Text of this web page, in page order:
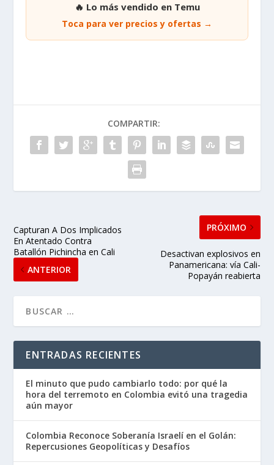
🔥 Lo más vendido en Temu
Toca para ver precios y ofertas →
COMPARTIR:
Capturan A Dos Implicados
En Atentado Contra
Batallón Pichincha en Cali
ANTERIOR
PRÓXIMO
Desactivan explosivos en
Panamericana: vía Cali-
Popayán reabierta
ENTRADAS RECIENTES
El minuto que pudo cambiarlo todo: por qué la
hora del terremoto en Colombia evitó una tragedia
aún mayor
Colombia Reconoce Soberanía Israelí en el Golán:
Repercusiones Geopolíticas y Desafíos